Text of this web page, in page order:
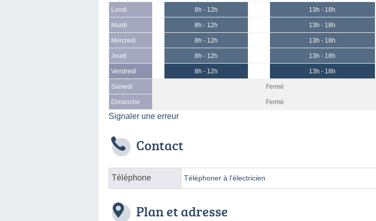
Lundi 8h - 12h 13h - 18h
Mardi 8h - 12h 13h - 18h
Mercredi 8h - 12h 13h - 18h
Jeudi 8h - 12h 13h - 18h
Vendredi 8h - 12h 13h - 18h
Samedi Fermé
Dimanche Fermé
Signaler une erreur
Contact
Téléphone Téléphoner à l'électricien
Plan et adresse